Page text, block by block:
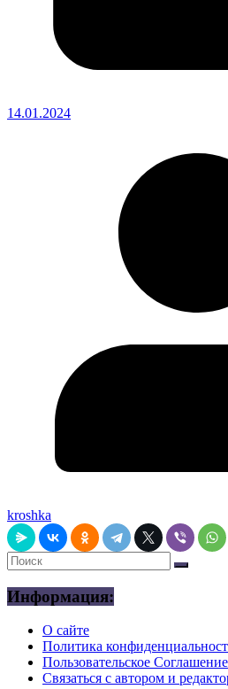
14.01.2024
kroshka
Информация:
О сайте
Политика
Пользовательское Соглашение
Связаться с автором и